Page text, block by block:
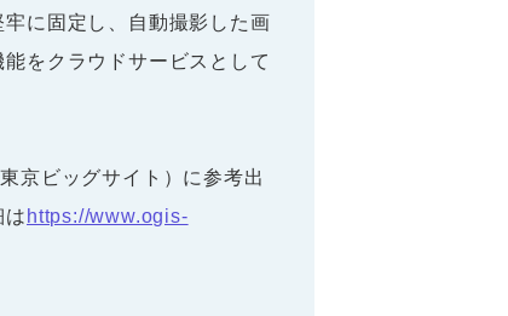
に固定し、自動撮影した画
をクラウドサービスとして
京ビッグサイト）に参考出
は https://www.ogis-